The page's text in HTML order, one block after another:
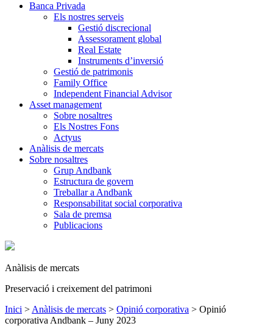
Banca Privada
Els nostres serveis
Gestió discrecional
Assessorament global
Real Estate
Instruments d’inversió
Gestió de patrimonis
Family Office
Independent Financial Advisor
Asset management
Sobre nosaltres
Els Nostres Fons
Actyus
Anàlisis de mercats
Sobre nosaltres
Grup Andbank
Estructura de govern
Treballar a Andbank
Responsabilitat social corporativa
Sala de premsa
Publicacions
Anàlisis de mercats
Preservació i creixement del patrimoni
Inici > Anàlisis de mercats > Opinió corporativa > Opinió
corporativa Andbank – Juny 2023